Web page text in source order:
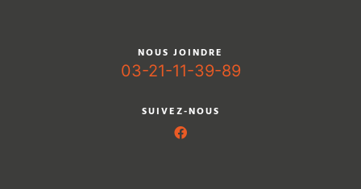
NOUS JOINDRE
03-21-11-39-89
SUIVEZ-NOUS